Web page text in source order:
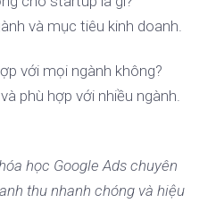
và mục tiêu kinh doanh.
với mọi ngành không?
phù hợp với nhiều ngành.
học Google Ads chuyên
thu nhanh chóng và hiệu